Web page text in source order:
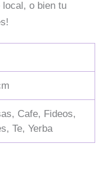
local, o bien tu
Cafe, Fideos,
Te, Yerba